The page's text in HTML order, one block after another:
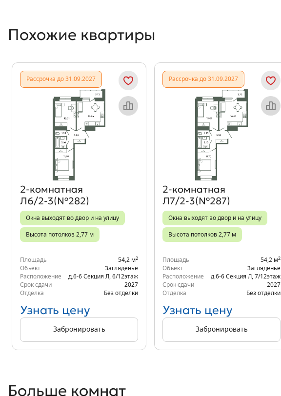
Похожие квартиры
Рассрочка до 31.09.2027
Объект месяца
2‑комнатная
Л6/2-3(№282)
Окна выходят во двор и на улицу
Высота потолков 2,77 м
Площадь 54,2 м2
Объект
Загляденье
Расположение
д.6-6 Секция Л 6/12этаж
Срок сдачи
2027
Отделка
Без отделки
Узнать цену
Забронировать
Рассрочка до 31.09.2027
Объект месяца
2‑комнатная
Л7/2-3(№287)
Окна выходят во двор и на улицу
Высота потолков 2,77 м
Площадь 54,2 м2
Объект
Загляденье
Расположение
д.6-6 Секция Л 7/12этаж
Срок сдачи
2027
Отделка
Без отделки
Узнать цену
Забронировать
Больше комнат